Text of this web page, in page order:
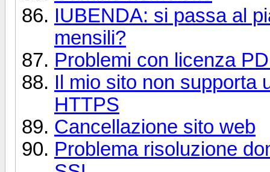
IUBENDA: si passa al
mensili?
Problemi con licenza
Il mio sito non supporta
HTTPS
Cancellazione sito web
Problema risoluzione